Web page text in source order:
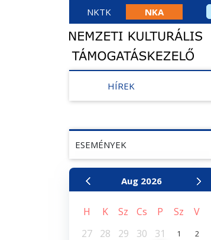
NKTK NKA
HÍREK
ESEMÉNYEK
Aug 2026
H K Sz Cs P Sz
V
27
28 29 30 31 1
2